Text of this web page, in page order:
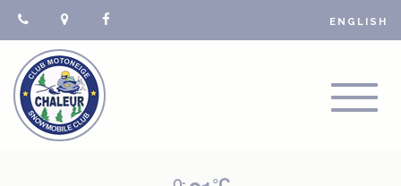
ENGLISH